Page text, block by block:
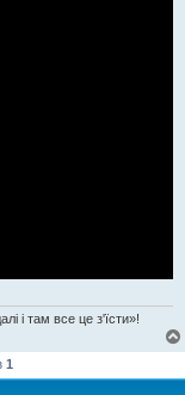
і там все це з'їсти»!
1